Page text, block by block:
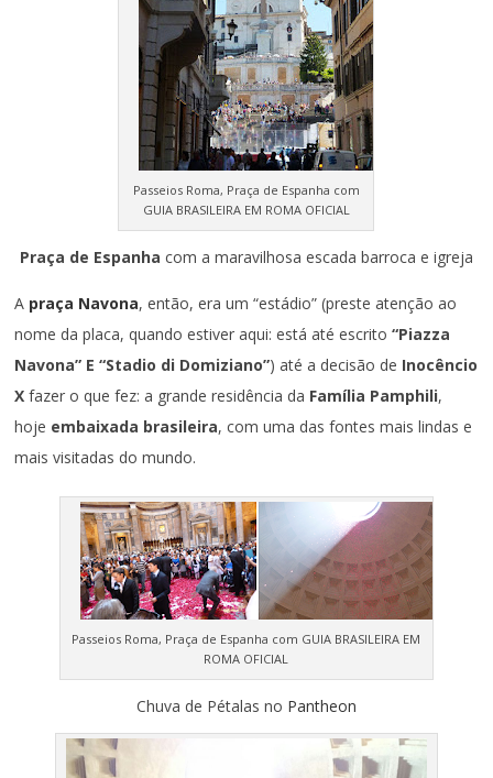
Passeios Roma, Praça de Espanha com
GUIA BRASILEIRA EM ROMA OFICIAL
Praça de Espanha com a maravilhosa escada barroca e igreja
A praça Navona, então, era um “estádio” (preste atenção ao
nome da placa, quando estiver aqui: está até escrito“Piazza
Navona” E “Stadio di Domiziano”) até a decisão de Inocêncio
X fazer o que fez: a grande residência da Família Pamphili,
hoje embaixada brasileira, com uma das fontes mais lindas e
mais visitadas do mundo.
Passeios Roma, Praça de Espanha com GUIA BRASILEIRA EM
ROMA OFICIAL
Chuva de Pétalas no Pantheon